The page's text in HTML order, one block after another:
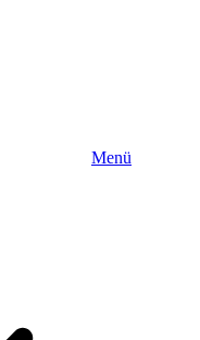
Menü